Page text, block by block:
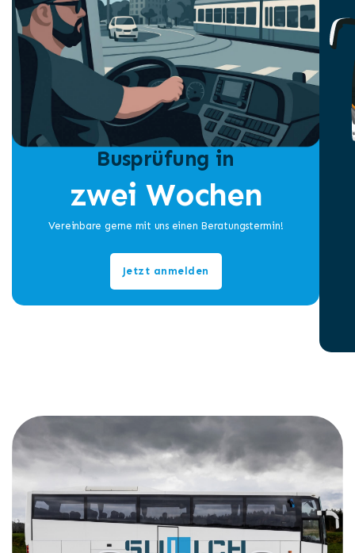
Busprüfung in
zwei Wochen
Vereinbare gerne mit uns einen Beratungstermin!
Jetzt anmelden